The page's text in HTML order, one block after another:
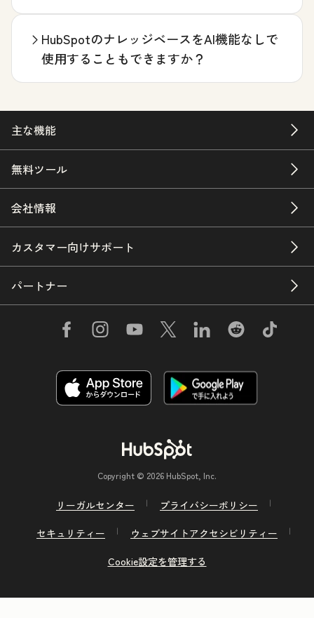
HubSpotのナレッジベースをAI機能なしで
使用することもできますか？
主な機能
無料ツール
会社情報
カスタマー向けサポート
パートナー
Copyright © 2026 HubSpot, Inc.
リーガルセンター
プライバシーポリシー
セキュリティー
ウェブサイトアクセシビリティー
Cookie設定を管理する